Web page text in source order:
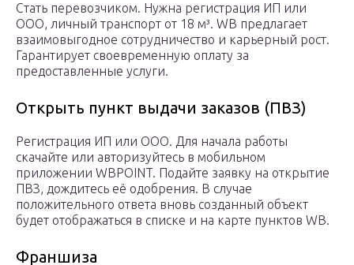
Стать перевозчиком. Нужна регистрация ИП или
ООО, личный транспорт от 18 м³. WB предлагает
взаимовыгодное сотрудничество и карьерный рост.
Гарантирует своевременную оплату за
предоставленные услуги.
Открыть пункт выдачи заказов (ПВЗ)
Регистрация ИП или ООО. Для начала работы
скачайте или авторизуйтесь в мобильном
приложении WBPOINT. Подайте заявку на открытие
ПВЗ, дождитесь её одобрения. В случае
положительного ответа вновь созданный объект
будет отображаться в списке и на карте пунктов WB.
Франшиза